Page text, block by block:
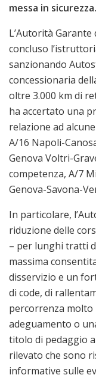
messa in sicurezza.
L’Autorità
concluso
sanzionando
concessionaria
oltre 3.000 km di
ha accertato una
relazione ad
A/16 Napoli-
Genova Voltri-
competenza, A/7
Genova-Savona-
In particolare,
riduzione delle
– per lunghi tratti
massima
disservizio e un
di code, di
percorrenza molto
adeguamento o
titolo di pedaggio
rilevato che sono
informative sulle